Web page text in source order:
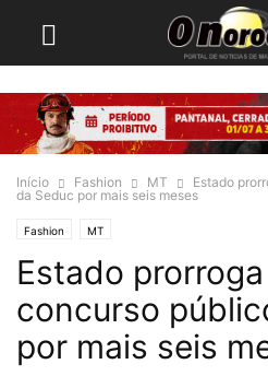
Início Fashion MT
Estado
da Seduc por mais seis meses
Fashion MT
Estado
concurso
por mais seis